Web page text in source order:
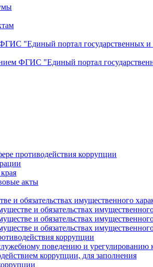
"Единый портал государственных
ФГИС "Единый портал
противодействия коррупции
акты
и обязательствах имущественного
и обязательствах
и обязательствах
и обязательствах
коррупции
поведению и урегулированию
коррупции, для заполнения